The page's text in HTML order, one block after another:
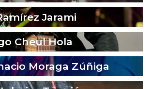
Jarami
Cheul Hola
Moraga Zúñiga